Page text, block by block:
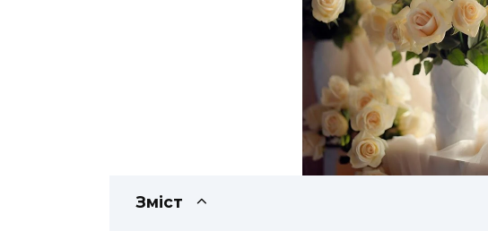
Зміст